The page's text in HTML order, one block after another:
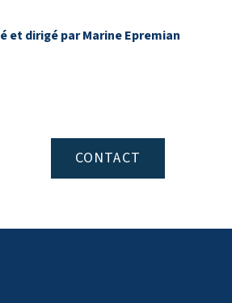
et dirigé par Marine Epremian
CONTACT